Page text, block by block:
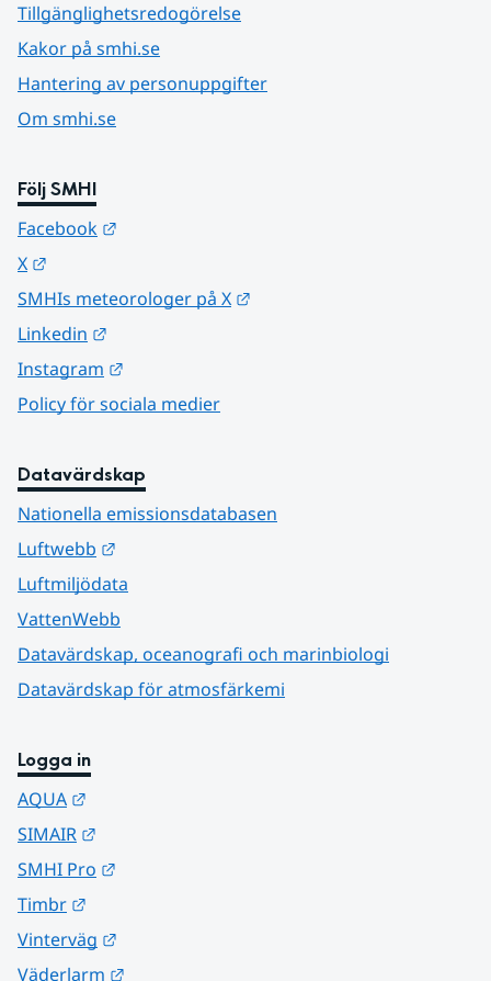
Tillgänglighetsredogörelse
Kakor på smhi.se
Hantering av personuppgifter
Om smhi.se
Följ SMHI
Facebook
X
SMHIs meteorologer på X
Linkedin
Instagram
Policy för sociala medier
Datavärdskap
Nationella emissionsdatabasen
Luftwebb
Luftmiljödata
VattenWebb
Datavärdskap, oceanografi och marinbiologi
Datavärdskap för atmosfärkemi
Logga in
AQUA
SIMAIR
SMHI Pro
Timbr
Vinterväg
Väderlarm